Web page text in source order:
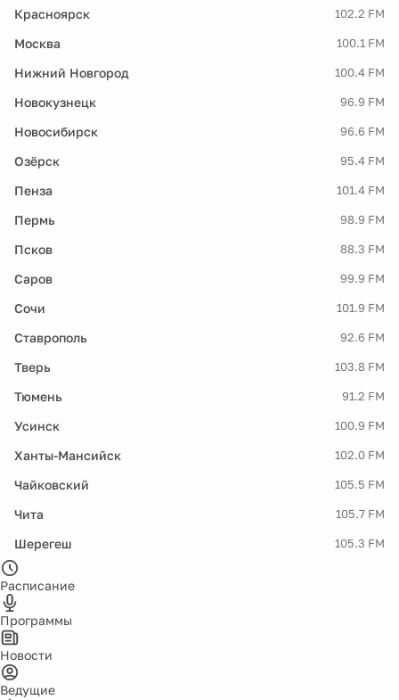
Красноярск 102.2 FM
Москва 100.1 FM
Нижний Новгород 100.4 FM
Новокузнецк 96.9 FM
Новосибирск 96.6 FM
Озёрск 95.4 FM
Пенза 101.4 FM
Пермь 98.9 FM
Псков 88.3 FM
Саров 99.9 FM
Сочи 101.9 FM
Ставрополь 92.6 FM
Тверь 103.8 FM
Тюмень 91.2 FM
Усинск 100.9 FM
Ханты-Мансийск 102.0 FM
Чайковский 105.5 FM
Чита 105.7 FM
Шерегеш 105.3 FM
Расписание
Программы
Новости
Ведущие